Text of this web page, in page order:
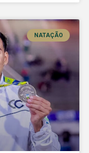
NATAÇÃO